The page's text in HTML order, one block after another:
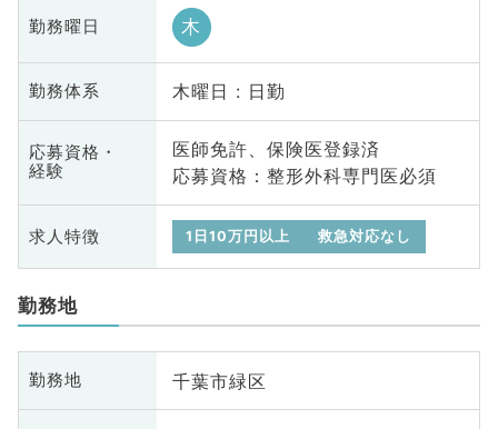
勤務曜日 木
勤務体系 木曜日 : 日勤
応募資格・
経験
医師免許、保険医登録済
応募資格：整形外科専門医必須
求人特徴 1日10万円以上 救急対応なし
勤務地
勤務地 千葉市緑区